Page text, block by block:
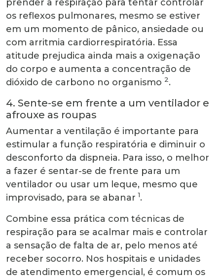
prender a respiração para tentar controlar
os reflexos pulmonares, mesmo se estiver
em um momento de pânico, ansiedade ou
com arritmia cardiorrespiratória. Essa
atitude prejudica ainda mais a oxigenação
do corpo e aumenta a concentração de
dióxido de carbono no organismo 2.
4. Sente-se em frente a um ventilador e
afrouxe as roupas
Aumentar a ventilação é importante para
estimular a função respiratória e diminuir o
desconforto da dispneia. Para isso, o melhor
a fazer é sentar-se de frente para um
ventilador ou usar um leque, mesmo que
improvisado, para se abanar 1.
Combine essa prática com técnicas de
respiração para se acalmar mais e controlar
a sensação de falta de ar, pelo menos até
receber socorro. Nos hospitais e unidades
de atendimento emergencial, é comum os